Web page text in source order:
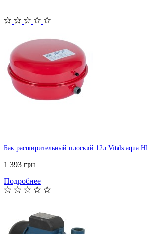
Бак расширительный плоский 12л Vitals aqua
1 393 грн
Подробнее